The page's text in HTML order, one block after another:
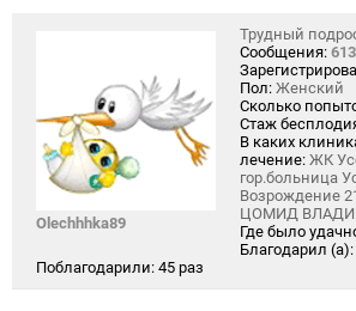
Olechhhka89
Трудный
Сообщения: 613
Пол: Женский
Сколько
Стаж
В каких
лечение: ЖК
гор.больница
Возрождение
ЦОМИД
Где было
Благодарил (а):
Поблагодарили: 45 раз